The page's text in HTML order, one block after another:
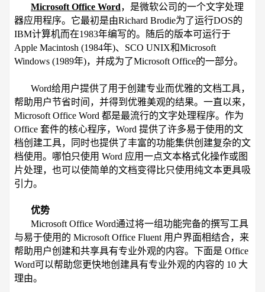
Microsoft Office Word， 是微软公司的一个文字处理
器应用程序。它最初是由Richard Brodie为了运行DOS的
IBM计算机而在1983年编写的。随后的版本可运行于
Apple Macintosh (1984年)、SCO UNIX和Microsoft
Windows (1989年)，并成为了Microsoft Office的一部分。
Word给用户提供了用于创建专业而优雅的文档工具，
帮助用户节省时间，并得到优雅美观的结果。一直以来，
Microsoft Office Word 都是最流行的文字处理程序。作为
Office 套件的核心程序，Word 提供了许多易于使用的文
档创建工具，同时也提供了丰富的功能集供创建复杂的文
档使用。哪怕只使用 Word 应用一点文本格式化操作或图
片处理，也可以使简单的文档变得比只使用纯文本更具吸
引力。
优势
Microsoft Office Word通过将一组功能完备的撰写工具
与易于使用的 Microsoft Office Fluent 用户界面相结合，来
帮助用户创建和共享具有专业外观的内容。下面是 Office
Word可以帮助您更快地创建具有专业外观的内容的 10 大
理由。